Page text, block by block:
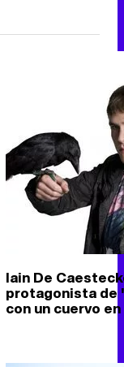
Iain De
protagonista de
con un cuervo